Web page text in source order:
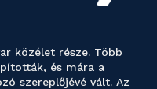
közélet része. Több
és mára a
szereplőjévé vált. Az